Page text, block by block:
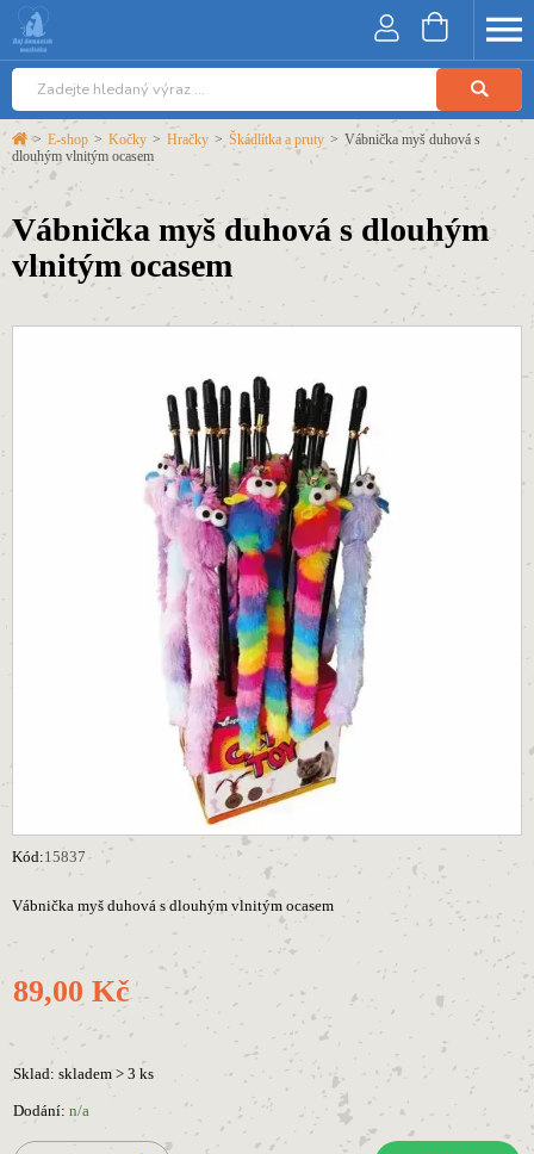
> E-shop > Kočky > Hračky > Škádlítka a pruty > Vábnička myš duhová s
dlouhým vlnitým ocasem
Vábnička myš duhová s dlouhým
vlnitým ocasem
Kód:15837
Vábnička myš duhová s dlouhým vlnitým ocasem
89,00 Kč
Sklad: skladem > 3 ks
Dodání: n/a